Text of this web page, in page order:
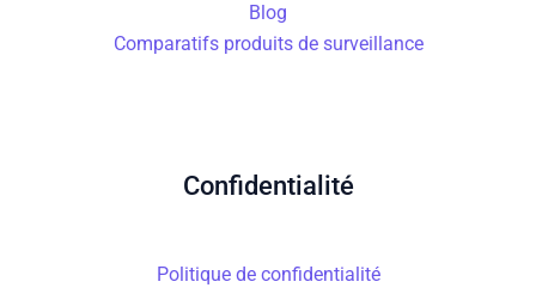
Blog
Comparatifs produits de surveillance
Confidentialité
Politique de confidentialité